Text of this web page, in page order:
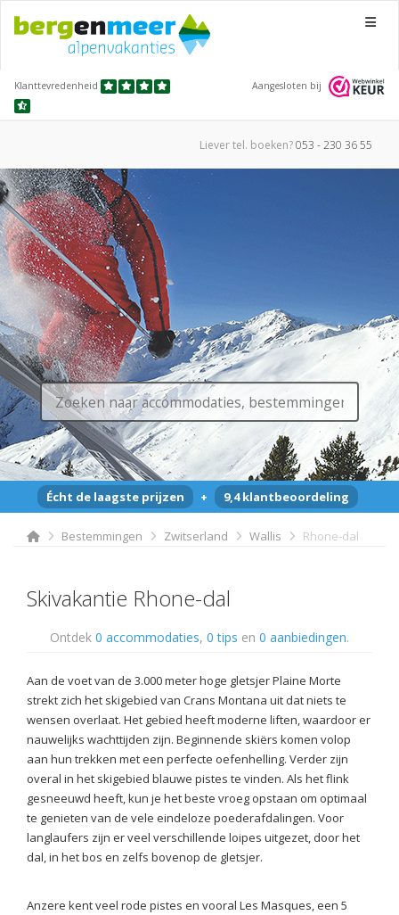
Menu
Klanttevredenheid Aangesloten bij
Liever tel. boeken?053 - 230 36 55
Écht de laagste prijzen + 9,4 klantbeoordeling
Bestemmingen Zwitserland Wallis Rhone-dal
Skivakantie Rhone-dal
Ontdek 0 accommodaties, 0 tips en 0 aanbiedingen.
Aan de voet van de 3.000 meter hoge gletsjer Plaine Morte
strekt zich het skigebied van Crans Montana uit dat niets te
wensen overlaat. Het gebied heeft moderne liften, waardoor er
nauwelijks wachttijden zijn. Beginnende skiërs komen volop
aan hun trekken met een perfecte oefenhelling. Verder zijn
overal in het skigebied blauwe pistes te vinden. Als het flink
gesneeuwd heeft, kun je het beste vroeg opstaan om optimaal
te genieten van de vele eindeloze poederafdalingen. Voor
langlaufers zijn er veel verschillende loipes uitgezet, door het
dal, in het bos en zelfs bovenop de gletsjer.
Anzere kent veel rode pistes en vooral Les Masques, een 5